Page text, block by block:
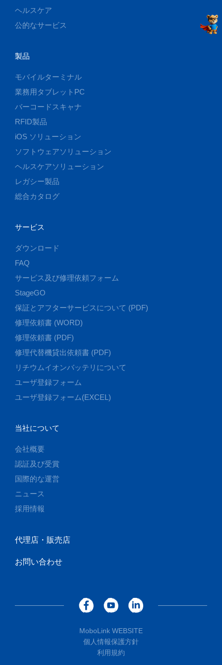
ヘルスケア
公的なサービス
製品
モバイルターミナル
業務用タブレットPC
バーコードスキャナ
RFID製品
iOS ソリューション
ソフトウェアソリューション
ヘルスケアソリューション
レガシー製品
総合カタログ
サービス
ダウンロード
FAQ
サービス及び修理依頼フォーム
StageGO
保証とアフターサービスについて (PDF)
修理依頼書 (WORD)
修理依頼書 (PDF)
修理代替機貸出依頼書 (PDF)
リチウムイオンバッテリについて
ユーザ登録フォーム
ユーザ登録フォーム(EXCEL)
当社について
会社概要
認証及び受賞
国際的な運営
ニュース
採用情報
代理店・販売店
お問い合わせ
MoboLink WEBSITE
個人情報保護方針
利用規約